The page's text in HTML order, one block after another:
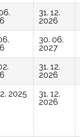
31. 12.
2026
30. 06.
2027
31. 12.
2026
2025
31. 12.
2026